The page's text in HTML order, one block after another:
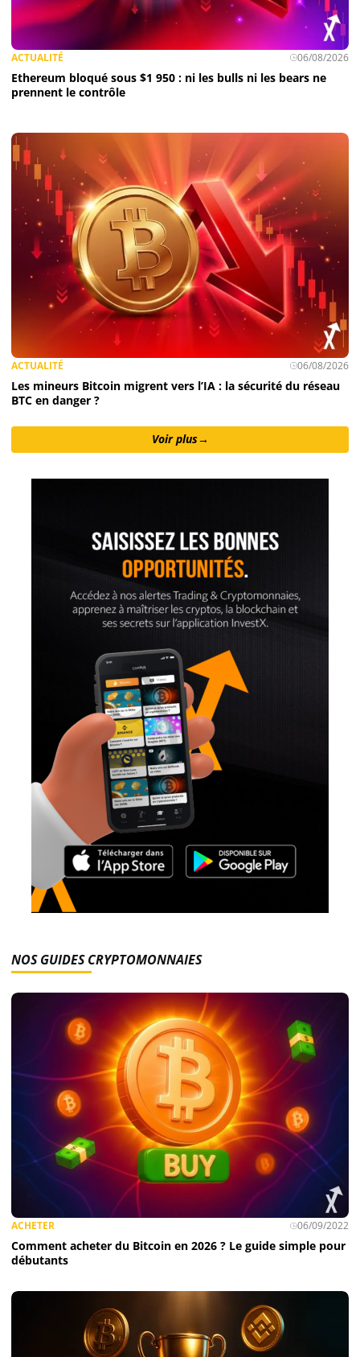
ACTUALITÉ 06/08/2026
Ethereum bloqué sous $1 950 : ni les bulls ni les bears ne
prennent le contrôle
ACTUALITÉ 06/08/2026
Les mineurs Bitcoin migrent vers l’IA : la sécurité du réseau
BTC en danger ?
Voir plus→
NOS GUIDES CRYPTOMONNAIES
ACHETER 06/09/2022
Comment acheter du Bitcoin en 2026 ? Le guide simple pour
débutants